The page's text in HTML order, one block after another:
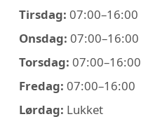
Tirsdag: 07:00–16:00
Onsdag: 07:00–16:00
Torsdag: 07:00–16:00
Fredag: 07:00–16:00
Lørdag: Lukket